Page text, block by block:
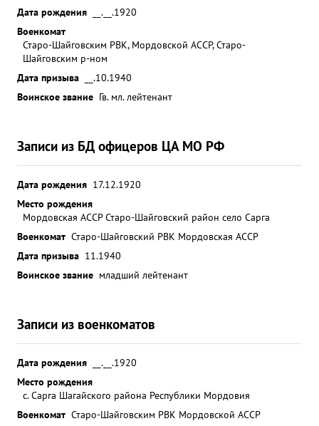
Дата рождения
__.__.1920
Военкомат
Старо-Шайговским РВК, Мордовской АССР, Старо-
Шайговским р-ном
Дата призыва
__.10.1940
Воинское звание Гв. мл. лейтенант
Записи из БД офицеров ЦА МО РФ
Дата рождения 17.12.1920
Место рождения
Мордовская АССР Старо-Шайговский район село Сарга
Военкомат Старо-Шайговский РВК Мордовская АССР
Дата призыва 11.1940
Воинское звание младший лейтенант
Записи из военкоматов
Дата рождения
__.__.1920
Место рождения
с. Сарга Шагайского района Республики Мордовия
Военкомат Старо-Шайговским РВК Мордовской АССР